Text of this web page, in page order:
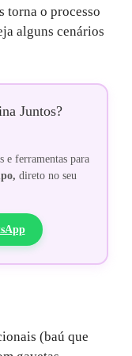
torna o processo
alguns cenários
Juntos?
e ferramentas para
direto no seu
(baú que